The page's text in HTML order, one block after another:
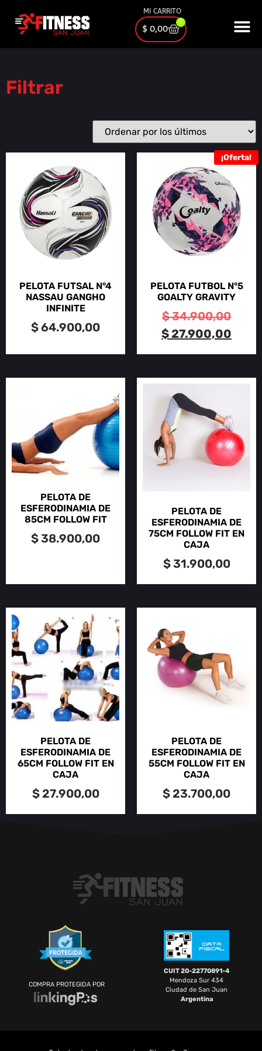
MI CARRITO
$ 0,00
0
Filtrar
PELOTA FUTSAL N°4
NASSAU GANGHO
INFINITE
$64.900,00
¡Oferta!
PELOTA FUTBOL N°5
GOALTY GRAVITY
$34.900,00
$27.900,00
PELOTA DE
ESFERODINAMIA DE
85CM FOLLOW FIT
$38.900,00
PELOTA DE
ESFERODINAMIA DE
75CM FOLLOW FIT EN
CAJA
$31.900,00
PELOTA DE
ESFERODINAMIA DE
65CM FOLLOW FIT EN
CAJA
$27.900,00
PELOTA DE
ESFERODINAMIA DE
55CM FOLLOW FIT EN
CAJA
$23.700,00
COMPRA PROTEGIDA POR
CUIT 20-22770891-4
Mendoza Sur 434
Ciudad de San Juan
Argentina